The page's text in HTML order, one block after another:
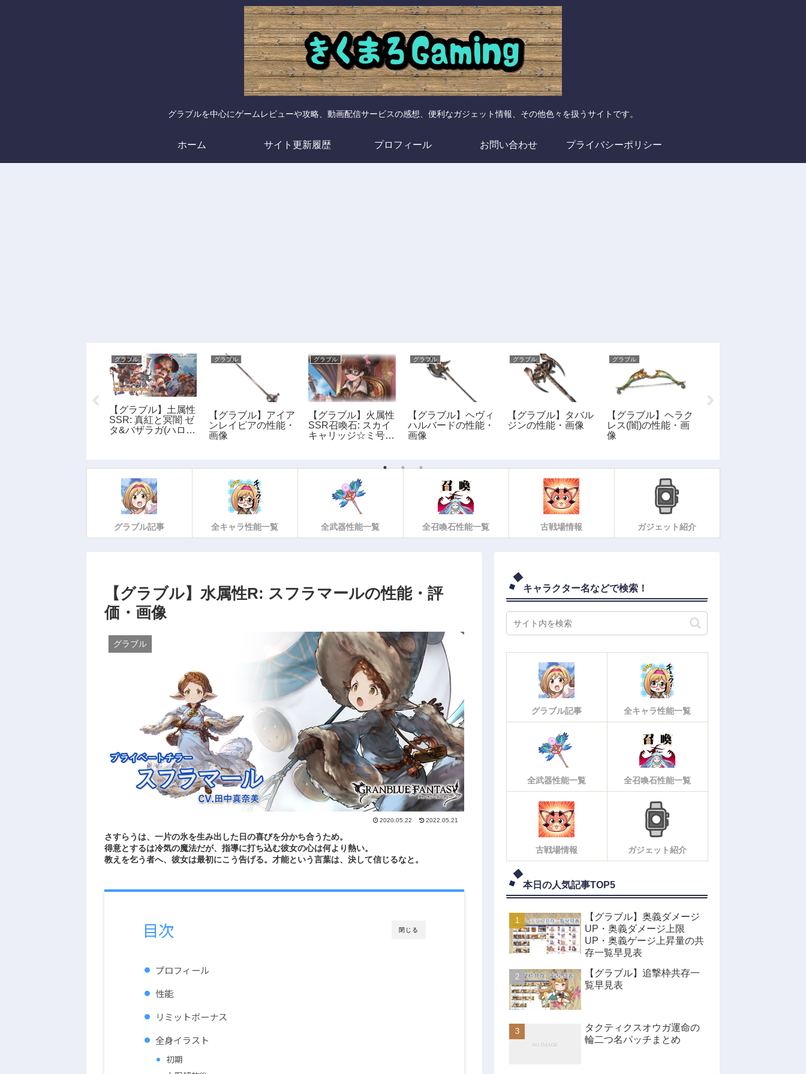
グラブルを中心にゲームレビューや攻略、動画配信サービスの感想、便利なガジェット情報、その他色々を扱うサイトです。
ホーム サイト更新履歴 プロフィール お問い合わせ プライバシーポリシー
グラブル
【グラブル】土属性
SSR: 真紅と冥闇 ゼ
タ&バザラガ(ハロウ
グラブル
【グラブル】アイア
ンレイピアの性能・
画像
グラブル
【グラブル】火属性
SSR召喚石: スカイ
キャリッジ☆ミ号の
グラブル
【グラブル】ヘヴィ
ハルバードの性能・
画像
グラブル
【グラブル】タバル
ジンの性能・画像
グラブル
【グラブル】ヘラク
レス(闇)の性能・画
像
グラブル記事 全キャラ性能一覧 全武器性能一覧 全召喚石性能一覧 古戦場情報 ガジェット紹介
【グラブル】水属性R: スフラマールの性能・評
価・画像
グラブル
2020.05.22 2022.05.21
さすらうは、一片の氷を生み出した日の喜びを分かち合うため。
得意とするは冷気の魔法だが、指導に打ち込む彼女の心は何より熱い。
教えを乞う者へ、彼女は最初にこう告げる。才能という言葉は、決して信じるなと。
閉じる
目次
プロフィール
性能
リミットボーナス
全身イラスト
初期
キャラクター名などで検索！
グラブル記事 全キャラ性能一覧
全武器性能一覧 全召喚石性能一覧
古戦場情報 ガジェット紹介
本日の人気記事TOP5
【グラブル】奥義ダメージ
UP・奥義ダメージ上限
UP・奥義ゲージ上昇量の共
存一覧早見表
【グラブル】追撃枠共存一
覧早見表
タクティクスオウガ運命の
輪二つ名パッチまとめ